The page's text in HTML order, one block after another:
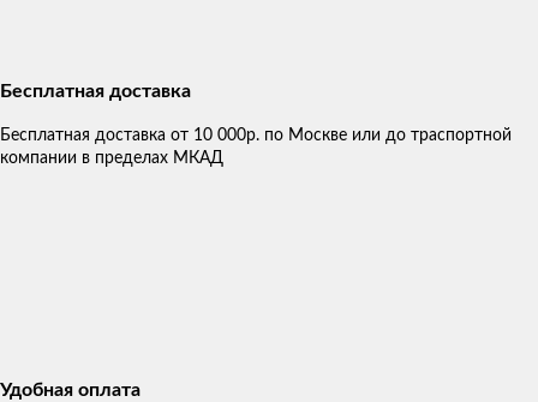
Бесплатная доставка
Бесплатная доставка от 10 000р. по Москве или до траспортной
компании в пределах МКАД
Удобная оплата